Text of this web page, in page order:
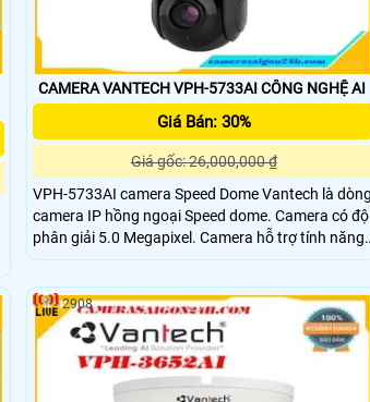
CAMERA VANTECH VPH-5733AI CÔNG NGHỆ AI
Giá Bán: 30%
Giá gốc: 26,000,000 ₫
VPH-5733AI camera Speed Dome Vantech là dòng
camera IP hồng ngoại Speed dome. Camera có độ
phân giải 5.0 Megapixel. Camera hỗ trợ tính năng
zoom 33x PTZ
2908